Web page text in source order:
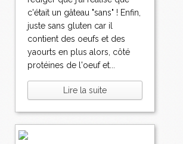
c'était un gâteau "sans" ! Enfin,
juste sans gluten car il
contient des oeufs et des
yaourts en plus alors, côté
protéines de l'oeuf et...
Lire la suite